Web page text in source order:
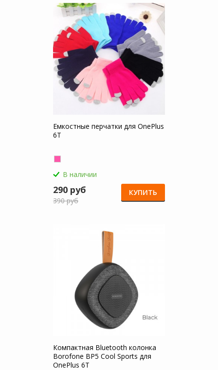
Емкостные перчатки для OnePlus
6T
В наличии
290 руб
390 руб
КУПИТЬ
Компактная Bluetooth колонка
Borofone BP5 Cool Sports для
OnePlus 6T